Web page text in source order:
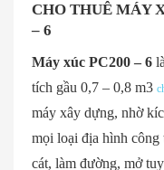
CHO THUÊ MÁY
– 6
Máy xúc PC200 – 6
tích gầu 0,7 – 0,8 m3
máy xây dựng, nhờ
mọi loại địa hình công
cát, làm đường, mở